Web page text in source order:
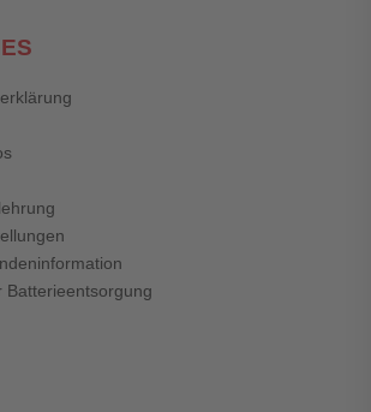
Batterieentsorgung